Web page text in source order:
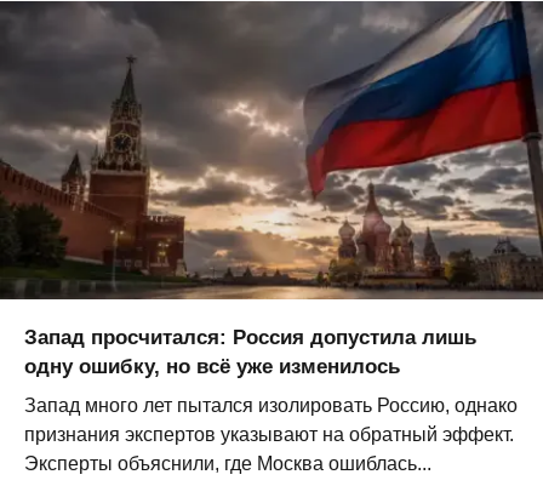
Запад просчитался: Россия допустила лишь
одну ошибку, но всё уже изменилось
Запад много лет пытался изолировать Россию, однако
признания экспертов указывают на обратный эффект.
Эксперты объяснили, где Москва ошиблась...